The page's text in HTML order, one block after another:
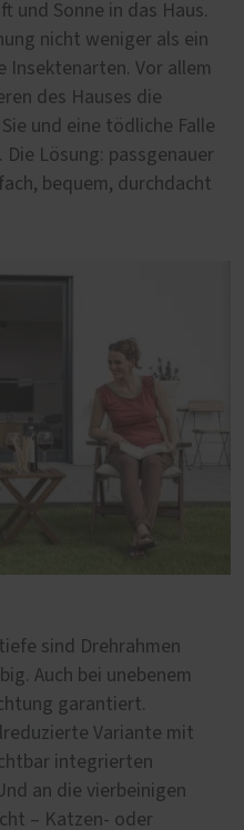
und Sonne in das Haus.
nicht weniger als ein
Insektenarten. Vor allem
des Hauses die
und eine tödliche Falle
Lösung: passgenauer
bequem, durchdacht
sind Drehrahmen
Auch bei unebenem
garantiert.
Variante mit
integrierten
an die vierbeinigen
– Katzen- oder